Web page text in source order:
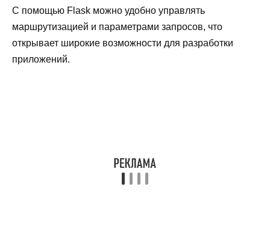
С помощью Flask можно удобно управлять
маршрутизацией и параметрами запросов, что
открывает широкие возможности для разработки
приложений.